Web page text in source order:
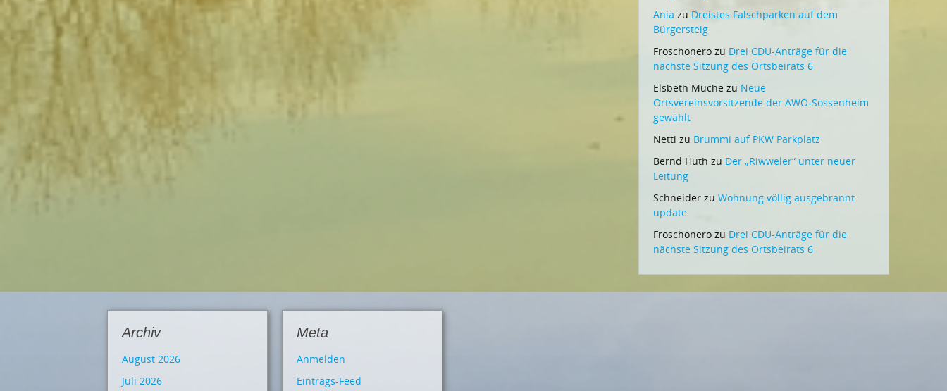
Ania zu Dreistes Falschparken auf dem
Bürgersteig
Froschonero zu Drei CDU-Anträge für die
nächste Sitzung des Ortsbeirats 6
Elsbeth Muche zu Neue
Ortsvereinsvorsitzende der AWO-Sossenheim
gewählt
Netti zu Brummi auf PKW Parkplatz
Bernd Huth zu Der „Riwweler“ unter neuer
Leitung
Schneider zu Wohnung völlig ausgebrannt –
update
Froschonero zu Drei CDU-Anträge für die
nächste Sitzung des Ortsbeirats 6
Archiv
August 2026
Juli 2026
Meta
Anmelden
Eintrags-Feed